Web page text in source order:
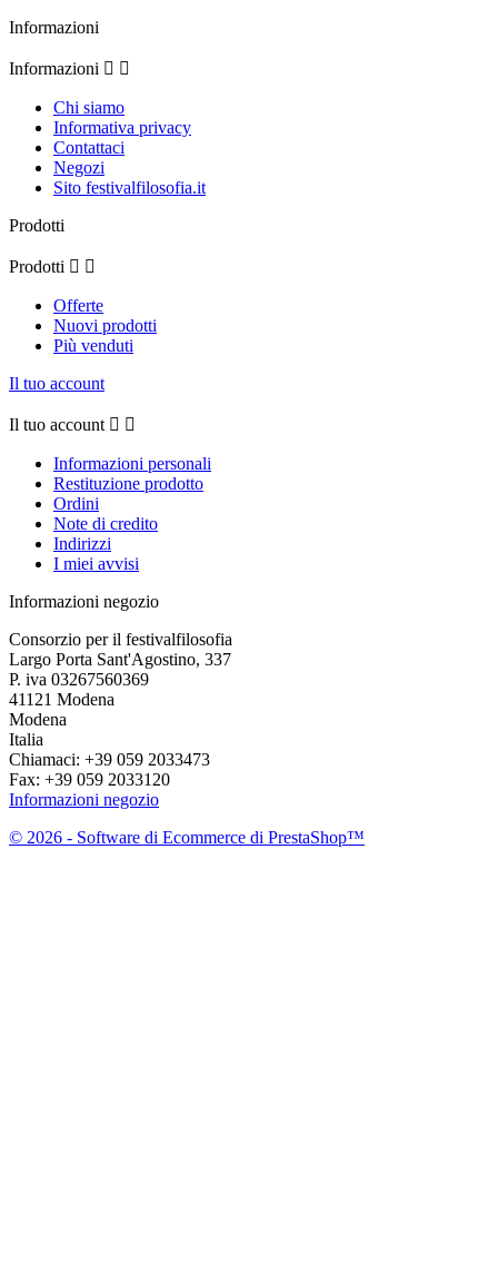
Informazioni
Informazioni  
Chi siamo
Informativa privacy
Contattaci
Negozi
Sito festivalfilosofia.it
Prodotti
Prodotti  
Offerte
Nuovi prodotti
Più venduti
Il tuo account
Il tuo account  
Informazioni personali
Restituzione prodotto
Ordini
Note di credito
Indirizzi
I miei avvisi
Informazioni negozio
Consorzio per il festivalfilosofia
Largo Porta Sant'Agostino, 337
P. iva 03267560369
41121 Modena
Modena
Italia
Chiamaci: +39 059 2033473
Fax: +39 059 2033120
Informazioni negozio
© 2026 - Software di Ecommerce di PrestaShop™